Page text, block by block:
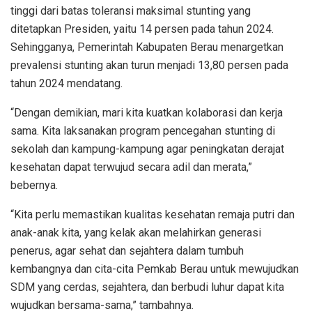
tinggi dari batas toleransi maksimal stunting yang
ditetapkan Presiden, yaitu 14 persen pada tahun 2024.
Sehingganya, Pemerintah Kabupaten Berau menargetkan
prevalensi stunting akan turun menjadi 13,80 persen pada
tahun 2024 mendatang.
“Dengan demikian, mari kita kuatkan kolaborasi dan kerja
sama. Kita laksanakan program pencegahan stunting di
sekolah dan kampung-kampung agar peningkatan derajat
kesehatan dapat terwujud secara adil dan merata,”
bebernya.
“Kita perlu memastikan kualitas kesehatan remaja putri dan
anak-anak kita, yang kelak akan melahirkan generasi
penerus, agar sehat dan sejahtera dalam tumbuh
kembangnya dan cita-cita Pemkab Berau untuk mewujudkan
SDM yang cerdas, sejahtera, dan berbudi luhur dapat kita
wujudkan bersama-sama,” tambahnya.